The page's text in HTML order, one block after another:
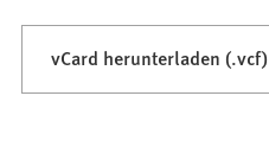
vCard herunterladen (.vcf)